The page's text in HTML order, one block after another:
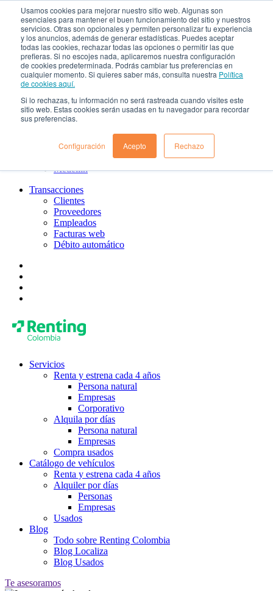
Usamos cookies para mejorar nuestro sitio web. Algunas son
esenciales para mantener el buen funcionamiento del sitio y nuestros
servicios. Otras son opcionales y permiten personalizar tu experiencia
y los anuncios, además de generar estadísticas. Puedes aceptar
todas las cookies, rechazar todas las opciones o permitir las que
prefieras. Si no escojes nada, aplicaremos nuestra configuración
de cookies predeterminada. Podrás cambiar tus preferencias en
cualquier momento. Si quieres saber más, consulta nuestra Política
de cookies aquí.
Si lo rechazas, tu información no será rastreada cuando visites este
sitio web. Estas cookies serán usadas en tu navegador para recordar
sus preferencias.
Configuración Acepto Rechazo
¿Qué es el renting?
Nosotros
Nuestra cultura
Gobierno corporativo
Política de tratamiento de datos
Ayuda
Guías de Usuario clientes
PQRs
Aprende más
¿Dónde estamos?
Bogotá
Medellin
Transacciones
Clientes
Proveedores
Empleados
Facturas web
Débito automático
Servicios
Renta y estrena cada 4 años
Persona natural
Empresas
Corporativo
Alquila por días
Persona natural
Empresas
Compra usados
Catálogo de vehículos
Renta y estrena cada 4 años
Alquiler por días
Personas
Empresas
Usados
Blog
Todo sobre Renting Colombia
Blog Localiza
Blog Usados
Te asesoramos